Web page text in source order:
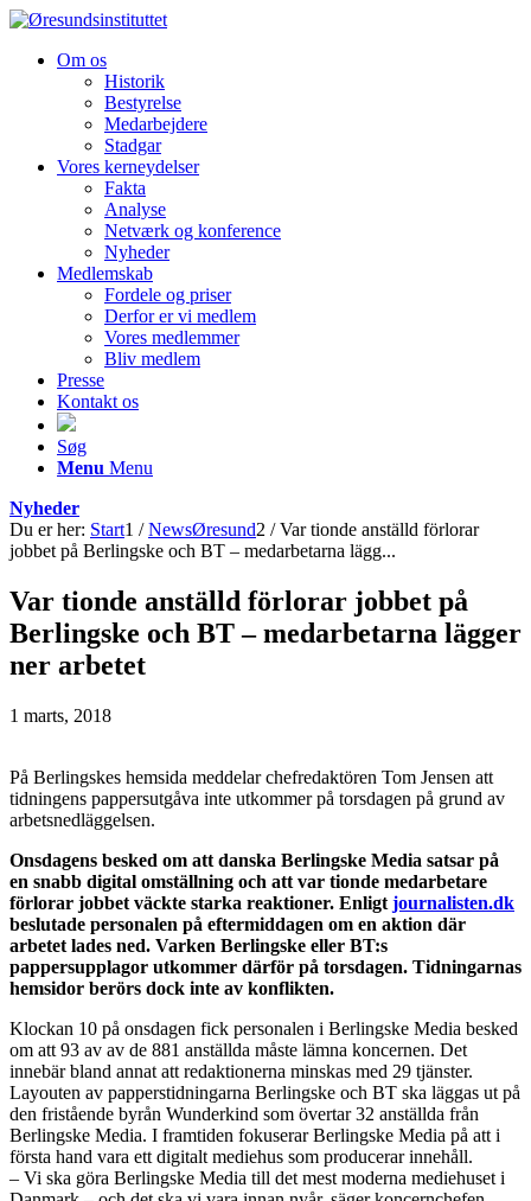
Om os
Historik
Bestyrelse
Medarbejdere
Stadgar
Vores kerneydelser
Fakta
Analyse
Netværk og konference
Nyheder
Medlemskab
Fordele og priser
Derfor er vi medlem
Vores medlemmer
Bliv medlem
Presse
Kontakt os
Søg
Menu Menu
Nyheder
Du er her: Start1 / NewsØresund2 / Var tionde anställd förlorar
jobbet på Berlingske och BT – medarbetarna lägg...
Var tionde anställd förlorar jobbet på
Berlingske och BT – medarbetarna lägger
ner arbetet
1 marts, 2018
På Berlingskes hemsida meddelar chefredaktören Tom Jensen att
tidningens pappersutgåva inte utkommer på torsdagen på grund av
arbetsnedläggelsen.
Onsdagens besked om att danska Berlingske Media satsar på
en snabb digital omställning och att var tionde medarbetare
förlorar jobbet väckte starka reaktioner. Enligt journalisten.dk
beslutade personalen på eftermiddagen om en aktion där
arbetet lades ned. Varken Berlingske eller BT:s
pappersupplagor utkommer därför på torsdagen. Tidningarnas
hemsidor berörs dock inte av konflikten.
Klockan 10 på onsdagen fick personalen i Berlingske Media besked
om att 93 av av de 881 anställda måste lämna koncernen. Det
innebär bland annat att redaktionerna minskas med 29 tjänster.
Layouten av papperstidningarna Berlingske och BT ska läggas ut på
den fristående byrån Wunderkind som övertar 32 anställda från
Berlingske Media. I framtiden fokuserar Berlingske Media på att i
första hand vara ett digitalt mediehus som producerar innehåll.
– Vi ska göra Berlingske Media till det mest moderna mediehuset i